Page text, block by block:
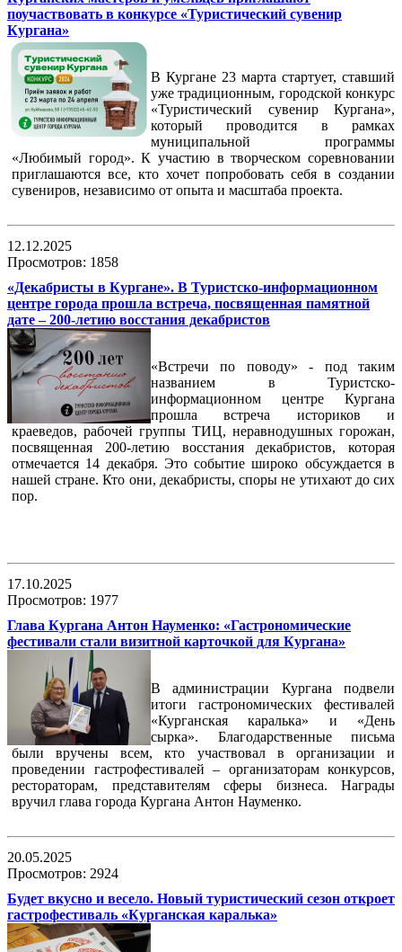
поучаствовать в конкурсе «Туристический сувенир
Кургана»
В Кургане 23 марта стартует, ставший
уже традиционным, городской конкурс
«Туристический сувенир Кургана»,
который проводится в рамках
муниципальной программы
«Любимый город». К участию в творческом соревновании
приглашаются все, кто хочет попробовать себя в создании
сувениров, независимо от опыта и масштаба проекта.
12.12.2025
Просмотров: 1858
«Декабристы в Кургане». В Туристско-информационном
центре города прошла встреча, посвященная памятной
дате – 200-летию восстания декабристов
«Встречи по поводу» - под таким
названием в Туристско-
информационном центре Кургана
прошла встреча историков и
краеведов, рабочей группы ТИЦ, неравнодушных горожан,
посвященная 200-летию восстания декабристов, которая
отмечается 14 декабря. Это событие широко обсуждается в
нашей стране. Кто они, декабристы, споры не утихают до сих
пор.
17.10.2025
Просмотров: 1977
Глава Кургана Антон Науменко: «Гастрономические
фестивали стали визитной карточкой для Кургана»
В администрации Кургана подвели
итоги гастрономических фестивалей
«Курганская каралька» и «День
сырка». Благодарственные письма
были вручены всем, кто участвовал в организации и
проведении гастрофестивалей – организаторам конкурсов,
рестораторам, представителям сферы бизнеса. Награды
вручил глава города Кургана Антон Науменко.
20.05.2025
Просмотров: 2924
Будет вкусно и весело. Новый туристический сезон откроет
гастрофестиваль «Курганская каралька»